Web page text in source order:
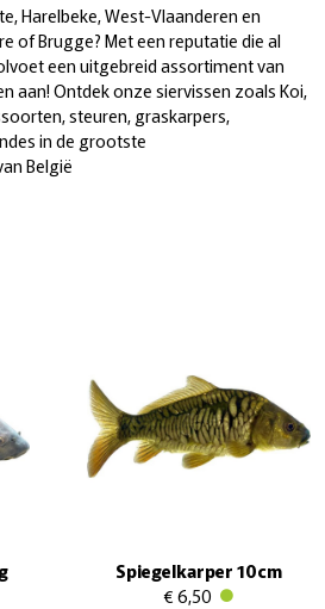
Harelbeke, West-Vlaanderen en
of Brugge? Met een reputatie die al
een uitgebreid assortiment van
aan! Ontdek onze siervissen zoals Koi,
steuren, graskarpers,
in de grootste
België
Spiegelkarper 10cm
€ 6,50